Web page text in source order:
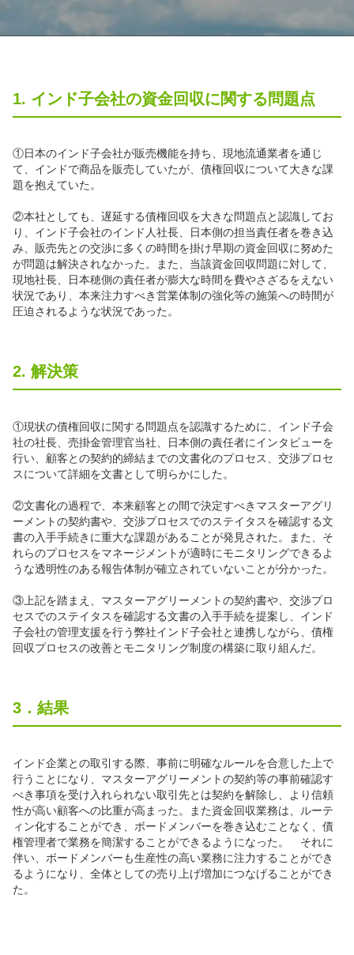
1. インド子会社の資金回収に関する問題点
①日本のインド子会社が販売機能を持ち、現地流通業者を通じ
て、インドで商品を販売していたが、債権回収について大きな課
題を抱えていた。
②本社としても、遅延する債権回収を大きな問題点と認識してお
り、インド子会社のインド人社長、日本側の担当責任者を巻き込
み、販売先との交渉に多くの時間を掛け早期の資金回収に努めた
が問題は解決されなかった。また、当該資金回収問題に対して、
現地社長、日本穂側の責任者が膨大な時間を費やさざるをえない
状況であり、本来注力すべき営業体制の強化等の施策への時間が
圧迫されるような状況であった。
2. 解決策
①現状の債権回収に関する問題点を認識するために、インド子会
社の社長、売掛金管理官当社、日本側の責任者にインタビューを
行い、顧客との契約的締結までの文書化のプロセス、交渉プロセ
スについて詳細を文書として明らかにした。
②文書化の過程で、本来顧客との間で決定すべきマスターアグリ
ーメントの契約書や、交渉プロセスでのステイタスを確認する文
書の入手手続きに重大な課題があることが発見された。また、そ
れらのプロセスをマネージメントが適時にモニタリングできるよ
うな透明性のある報告体制が確立されていないことが分かった。
③上記を踏まえ、マスターアグリーメントの契約書や、交渉プロ
セスでのステイタスを確認する文書の入手手続を提案し、インド
子会社の管理支援を行う弊社インド子会社と連携しながら、債権
回収プロセスの改善とモニタリング制度の構築に取り組んだ。
3．結果
インド企業との取引する際、事前に明確なルールを合意した上で
行うことになり、マスターアグリーメントの契約等の事前確認す
べき事項を受け入れられない取引先とは契約を解除し、より信頼
性が高い顧客への比重が高まった。また資金回収業務は、ルーテ
ィン化することができ、ボードメンバーを巻き込むことなく、債
権管理者で業務を簡潔することができるようになった。 それに
伴い、ボードメンバーも生産性の高い業務に注力することができ
るようになり、全体としての売り上げ増加につなげることができ
た。